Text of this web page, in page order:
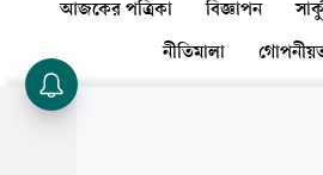
আজকের পত্রিকা বিজ্ঞাপন
নীতিমালা